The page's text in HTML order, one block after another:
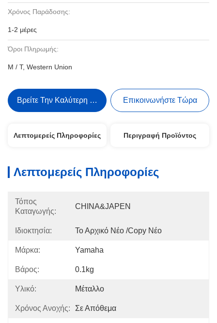
Χρόνος Παράδοσης:
1-2 μέρες
Όροι Πληρωμής:
Μ / Τ, Western Union
Βρείτε Την Καλύτερη Τιμή Επικοινωνήστε Τώρα
Λεπτομερείς Πληροφορίες Περιγραφή Προϊόντος
Λεπτομερείς Πληροφορίες
Τόπος
Καταγωγής:
CHINA&JAPEN
Ιδιοκτησία: Το Αρχικό Νέο /copy Νέο
Μάρκα: Yamaha
Βάρος: 0.1kg
Υλικό: Μέταλλο
Χρόνος Ανοχής: Σε Απόθεμα